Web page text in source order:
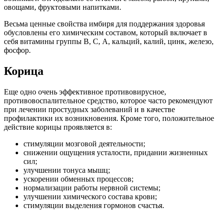
овощами, фруктовыми напитками.
Весьма ценные свойства имбиря для поддержания здоровья
обусловлены его химическим составом, который включает в
себя витамины группы В, С, А, кальций, калий, цинк, железо,
фосфор.
Корица
Еще одно очень эффективное противовирусное,
противовоспалительное средство, которое часто рекомендуют
при лечении простудных заболеваний и в качестве
профилактики их возникновения. Кроме того, положительное
действие корицы проявляется в:
стимуляции мозговой деятельности;
снижении ощущения усталости, придании жизненных
сил;
улучшении тонуса мышц;
ускорении обменных процессов;
нормализации работы нервной системы;
улучшении химического состава крови;
стимуляции выделения гормонов счастья.